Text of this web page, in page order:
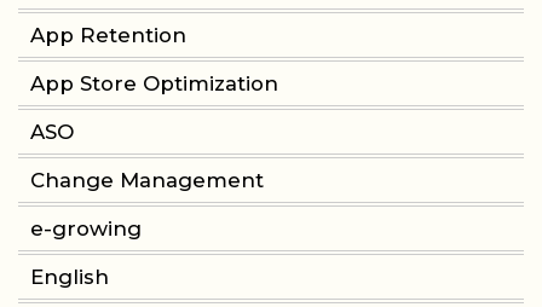
App Retention
App Store Optimization
ASO
Change Management
e-growing
English